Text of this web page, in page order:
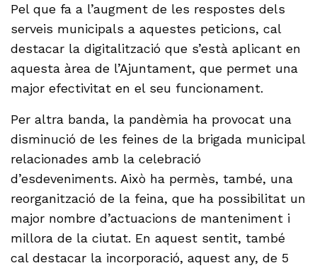
Pel que fa a l’augment de les respostes dels
serveis municipals a aquestes peticions, cal
destacar la digitalització que s’està aplicant en
aquesta àrea de l’Ajuntament, que permet una
major efectivitat en el seu funcionament.
Per altra banda, la pandèmia ha provocat una
disminució de les feines de la brigada municipal
relacionades amb la celebració
d’esdeveniments. Això ha permès, també, una
reorganització de la feina, que ha possibilitat un
major nombre d’actuacions de manteniment i
millora de la ciutat. En aquest sentit, també
cal destacar la incorporació, aquest any, de 5